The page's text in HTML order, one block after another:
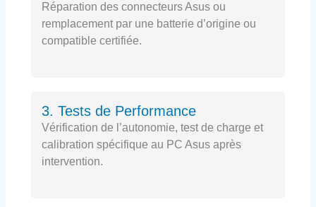
Réparation des connecteurs Asus ou
remplacement par une batterie d’origine ou
compatible certifiée.
3. Tests de Performance
Vérification de l’autonomie, test de charge et
calibration spécifique au PC Asus après
intervention.